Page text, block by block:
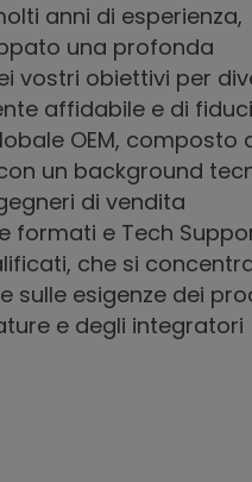
anni di esperienza,
una profonda
vostri obiettivi per
affidabile e di
OEM, composto
un background
di vendita
formati e Tech
che si
sulle esigenze dei
e degli integratori